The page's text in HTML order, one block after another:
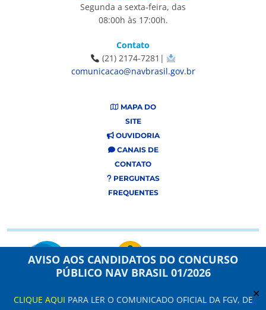
AVISO AOS CANDIDATOS DO CONCURSO
PÚBLICO NAV BRASIL 01/2026
CLIQUE AQUI PARA LER O COMUNICADO OFICIAL DA FGV, DE✕
Segunda a sexta-feira, das
08:00h às 17:00h.
Contato
(21) 2174-7281|
comunicacao@navbrasil.gov.br
MAPA DO
SITE
OUVIDORIA
CANAIS DE
CONTATO
PERGUNTAS
FREQUENTES